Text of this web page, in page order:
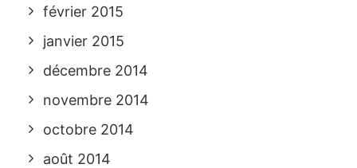
février 2015
janvier 2015
décembre 2014
novembre 2014
octobre 2014
août 2014